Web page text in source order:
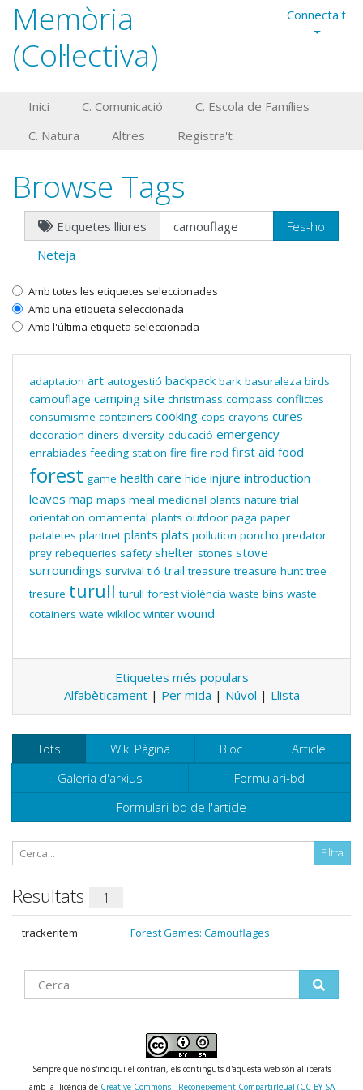
Memòria
(Col·lectiva)
Connecta't
Inici C. Comunicació
C. Escola de Famílies
C. Natura
Altres Registra't
Browse Tags
Etiquetes lliures
Neteja
Amb totes les etiquetes seleccionades
Amb una etiqueta seleccionada
Amb l'última etiqueta seleccionada
adaptation art autogestió backpack bark basuraleza birds
camouflage camping site christmass compass conflictes
consumisme containers cooking cops crayons cures
decoration diners diversity educació emergency
enrabiades feeding station fire fire rod first aid food
forest game health care hide injure introduction
leaves map maps meal medicinal plants nature trial
orientation ornamental plants outdoor paga paper
pataletes plantnet plants plats pollution poncho predator
prey rebequeries safety shelter stones stove
surroundings survival tió trail treasure treasure hunt tree
tresure turull turull forest violència waste bins waste
cotainers wate wikiloc winter wound
Etiquetes més populars
Alfabèticament| Per mida | Núvol | Llista
Tots Wiki Pàgina Bloc
Article
Galeria d'arxius
Formulari-bd
Formulari-bd de l'article
Resultats 1
trackeritem Forest Games: Camouflages
Find
Sempre que no s'indiqui el contrari, els continguts d'aquesta web són alliberats
amb la llicència de Creative Commons - Reconeixement-CompartirIgual (CC BY-SA